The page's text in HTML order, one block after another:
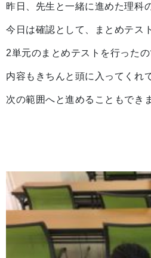
昨日、先生と一緒に進めた理科
今日は確認として、まとめテス
2単元のまとめテストを行ったの
内容もきちんと頭に入ってくれ
次の範囲へと進めることもでき